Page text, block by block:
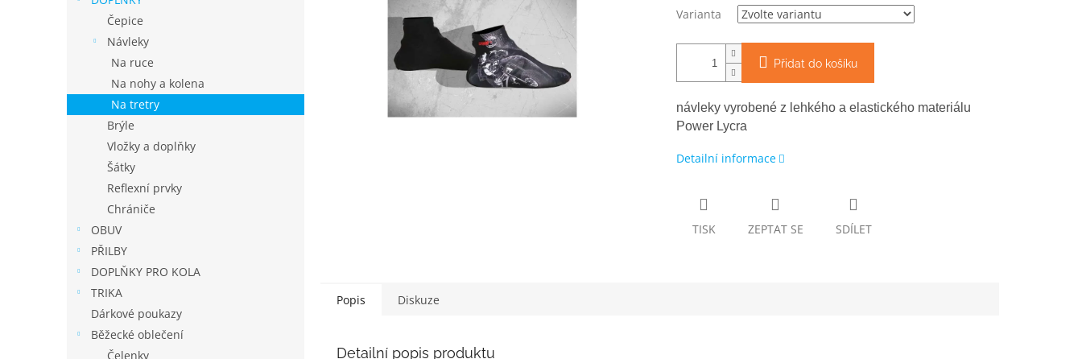
l
Čepice
Návleky
Na ruce
Na nohy a kolena
Na tretry
Brýle
Vložky a doplňky
Šátky
Reflexní prvky
Chrániče
OBUV
PŘILBY
DOPLŇKY PRO KOLA
TRIKA
Dárkové poukazy
Běžecké oblečení
Čelenky
Varianta
Přidat do košíku
návleky vyrobené z lehkého a elastického materiálu
Power Lycra
Detailní informace
TISK ZEPTAT SE SDÍLET
Popis Diskuze
Detailní popis produktu